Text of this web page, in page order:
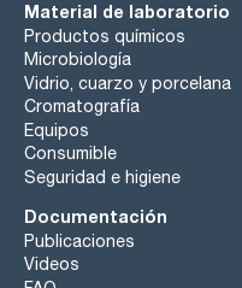
Material de laboratorio
Productos químicos
Microbiología
Vidrio, cuarzo y porcelana
Cromatografía
Equipos
Consumible
Seguridad e higiene
Documentación
Publicaciones
Videos